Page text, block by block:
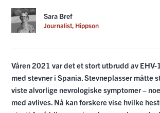
Sara Bref
Journalist, Hippson
Våren 2021 var det et stort utbrudd av
med stevner i Spania. Stevneplasser måtte
viste alvorlige nevrologiske symptomer –
med avlives. Nå kan forskere vise hvilke